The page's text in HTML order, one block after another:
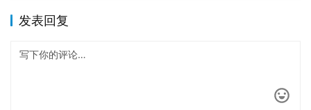
发表回复